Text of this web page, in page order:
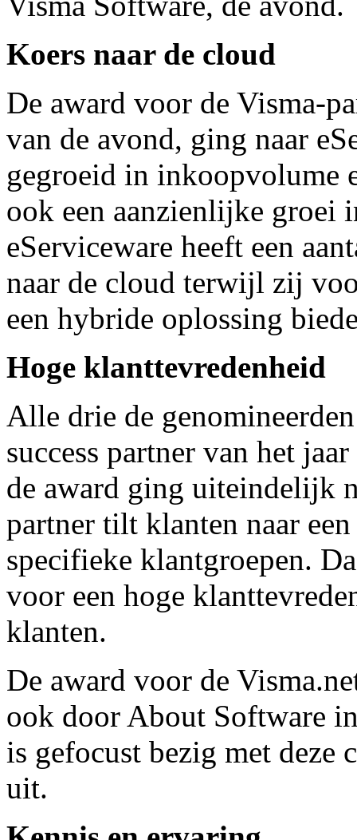
Koers naar de cloud
De award voor de Visma-
van de avond, ging naar
gegroeid in inkoopvolume
ook een aanzienlijke groei
eServiceware heeft een
naar de cloud terwijl zij
een hybride oplossing
Hoge klanttevredenheid
Alle drie de
success partner van het
de award ging uiteindelijk
partner tilt klanten naar
specifieke klantgroepen.
voor een hoge
klanten.
De award voor de
ook door About Software
is gefocust bezig met deze
uit.